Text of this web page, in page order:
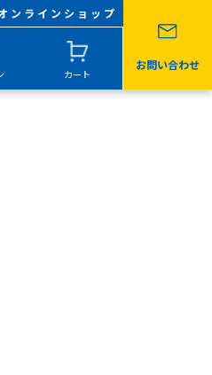
ンラインショップ
カート
お問い合わせ